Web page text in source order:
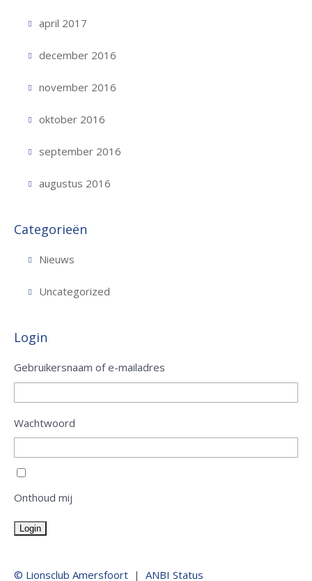
april 2017
december 2016
november 2016
oktober 2016
september 2016
augustus 2016
Categorieën
Nieuws
Uncategorized
Login
Gebruikersnaam of e-mailadres
Wachtwoord
Onthoud mij
Login
© Lionsclub Amersfoort | ANBI Status